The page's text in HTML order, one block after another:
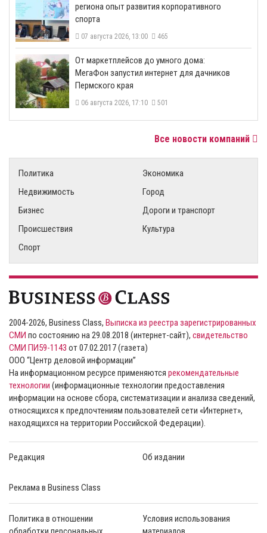
региона опыт развития корпоративного
спорта
07 августа 2026, 13:00 465
От маркетплейсов до умного дома:
МегаФон запустил интернет для дачников
Пермского края
06 августа 2026, 17:10 501
Все новости компаний
Политика
Экономика
Недвижимость
Город
Бизнес
Дороги и транспорт
Происшествия
Культура
Спорт
2004-2026, Business Class, Выписка из реестра зарегистрированных
СМИ по состоянию на 29.08.2018 (интернет-сайт), свидетельство
СМИ ПИ59-1143 от 07.02.2017 (газета)
ООО “Центр деловой информации”
На информационном ресурсе применяются рекомендательные
технологии (информационные технологии предоставления
информации на основе сбора, систематизации и анализа сведений,
относящихся к предпочтениям пользователей сети «Интернет»,
находящихся на территории Российской Федерации).
Редакция Об издании
Реклама в Business Class
Политика в отношении
Условия использования